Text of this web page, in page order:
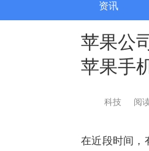
资讯
苹果公
苹果手
科技 阅
在近段时间，